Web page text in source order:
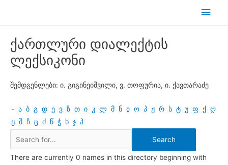
Main
ქართლური დიალექტის
ლექსიკონი
შემდგენლები: ი. გიგინეიშვილი, ვ. თოფურია, ი. ქავთარაძე
- ა ბ გ დ ე ვ ზ თ ი კ ლ მ ნ ჲ ო პ ჟ რ ს ტ უ ფ ქ ღ
ყ შ ჩ ც ძ წ ჭ ხ ჯ ჰ
There are currently 0 names in this directory beginning with